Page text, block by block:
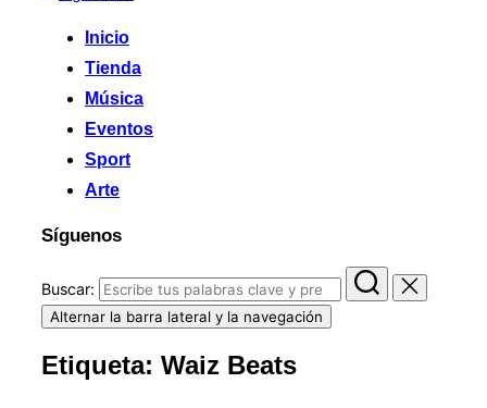
Inicio
Tienda
Música
Eventos
Sport
Arte
Síguenos
Buscar:
Alternar la barra lateral y la navegación
Etiqueta: Waiz Beats